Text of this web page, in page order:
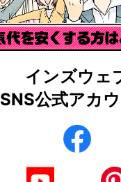
インズウェ
SNS公式アカ